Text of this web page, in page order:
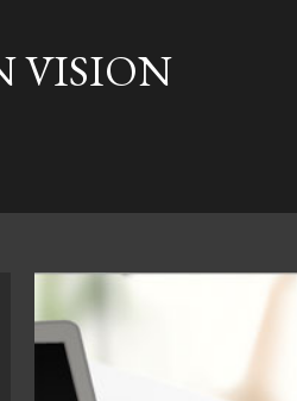
VISION